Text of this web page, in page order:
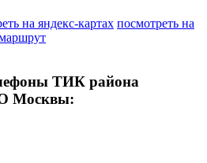
на яндекс-картах посмотреть на
ТИК района
Москвы: